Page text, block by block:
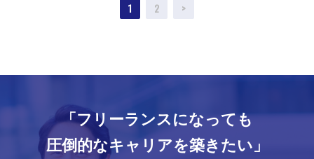
1 2 >
「フリーランスになっても
圧倒的なキャリアを築きたい」